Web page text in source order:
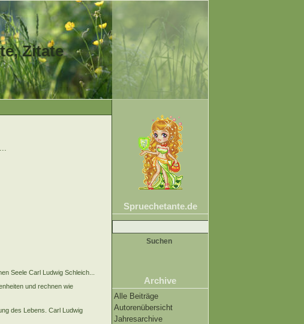
Zitate
Spruechetante.de
Suche
nach:
Archive
Alle Beiträge
Autorenübersicht
Jahresarchive
Seele Carl Ludwig Schleich...
und rechnen wie
des Lebens. Carl Ludwig